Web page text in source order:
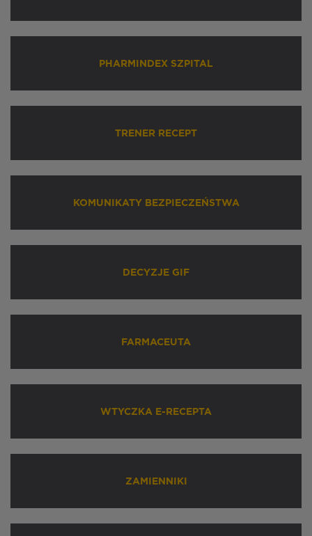
PHARMINDEX SZPITAL
TRENER RECEPT
KOMUNIKATY BEZPIECZEŃSTWA
DECYZJE GIF
FARMACEUTA
WTYCZKA E-RECEPTA
ZAMIENNIKI